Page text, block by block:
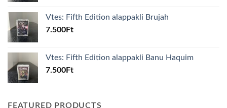
Vtes: Fifth Edition alappakli Brujah
7.500Ft
Vtes: Fifth Edition alappakli Banu Haquim
7.500Ft
FEATURED PRODUCTS